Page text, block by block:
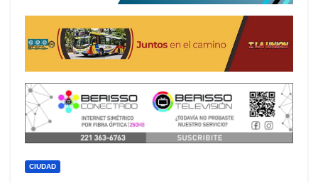
CIUDAD